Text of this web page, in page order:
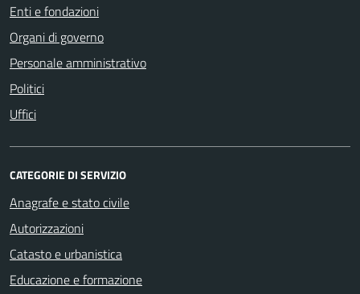
Enti e fondazioni
Organi di governo
Personale amministrativo
Politici
Uffici
CATEGORIE DI SERVIZIO
Anagrafe e stato civile
Autorizzazioni
Catasto e urbanistica
Educazione e formazione